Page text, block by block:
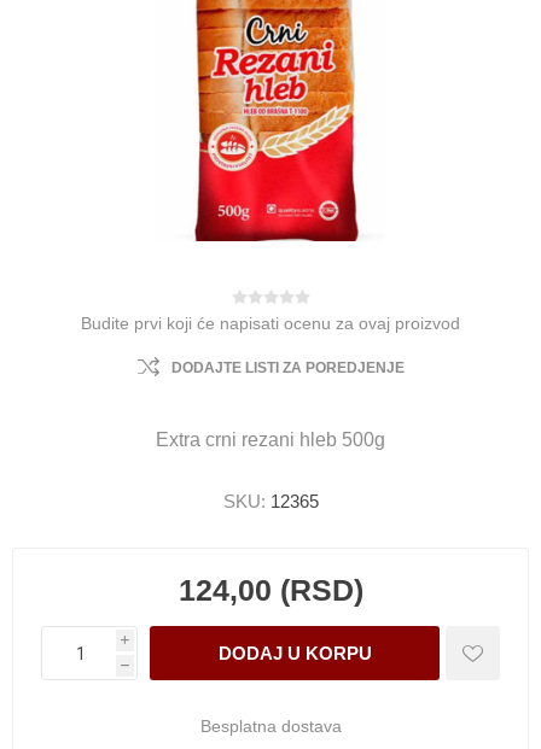
Budite prvi koji će napisati ocenu za ovaj proizvod
DODAJTE LISTI ZA POREDJENJE
Extra crni rezani hleb 500g
SKU: 12365
124,00 (RSD)
i
h
Besplatna dostava